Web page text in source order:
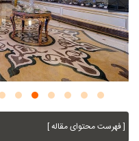
[ فهرست محتوای مقاله ]